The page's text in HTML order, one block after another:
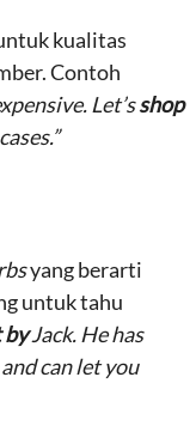
kualitas
Contoh
Let’sshop
yang berarti
untuk tahu
byJack. He has
can let you